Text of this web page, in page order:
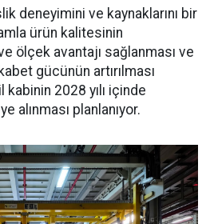
deneyimini ve kaynaklarını bir
ürün kalitesinin
ölçek avantajı sağlanması ve
gücünün artırılması
2028 yılı içinde
alınması planlanıyor.